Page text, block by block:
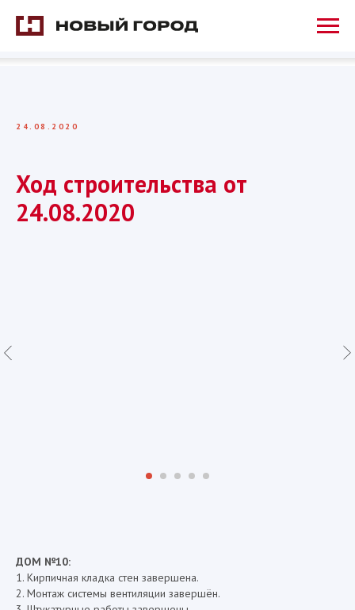
24.08.2020
Ход строительства от
24.08.2020
ДОМ №10:
1. Кирпичная кладка стен завершена.
2. Монтаж системы вентиляции завершён.